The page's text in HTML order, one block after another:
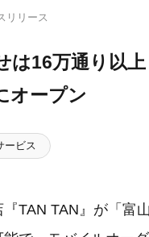
リリース
は16万通り以
オープン
ービス
TAN TAN』が「富